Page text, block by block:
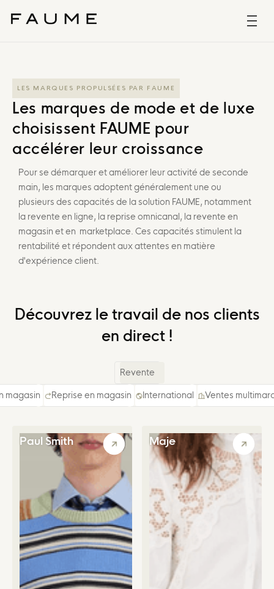
LES MARQUES PROPULSÉES PAR FAUME
Les marques de mode et de luxe
choisissent FAUME pour
accélérer leur croissance
Pour se démarquer et améliorer leur activité de seconde
main, les marques adoptent généralement une ou
plusieurs des capacités de la solution FAUME, notamment
la revente en ligne, la reprise omnicanal, la revente en
magasin et en marketplace. Ces capacités stimulent la
rentabilité et répondent aux attentes en matière
d'expérience client.
Découvrez le travail de nos clients
en direct !
Revente
Ventes
International
Reprise en magasin
magasin
Paul Smith Maje